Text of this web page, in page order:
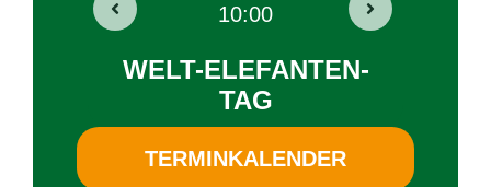
10:00
WELT-ELE­FAN­TEN-
TAG
TER­MIN­KA­LEN­DER